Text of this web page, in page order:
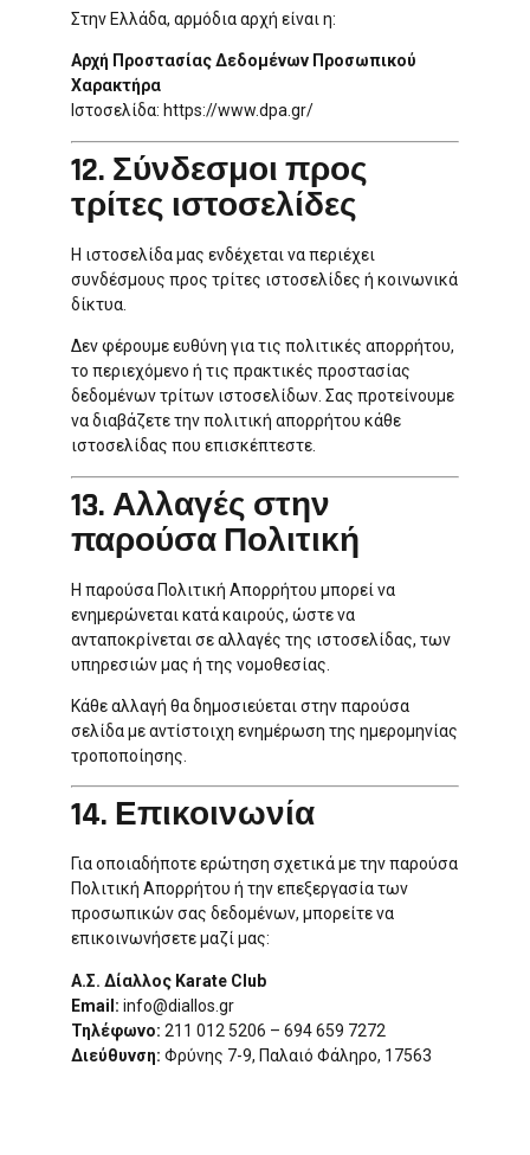
Στην Ελλάδα, αρμόδια αρχή είναι η:
Αρχή Προστασίας Δεδομένων Προσωπικού
Χαρακτήρα
Ιστοσελίδα: https://www.dpa.gr/
12. Σύνδεσμοι προς
τρίτες ιστοσελίδες
Η ιστοσελίδα μας ενδέχεται να περιέχει
συνδέσμους προς τρίτες ιστοσελίδες ή κοινωνικά
δίκτυα.
Δεν φέρουμε ευθύνη για τις πολιτικές απορρήτου,
το περιεχόμενο ή τις πρακτικές προστασίας
δεδομένων τρίτων ιστοσελίδων. Σας προτείνουμε
να διαβάζετε την πολιτική απορρήτου κάθε
ιστοσελίδας που επισκέπτεστε.
13. Αλλαγές στην
παρούσα Πολιτική
Η παρούσα Πολιτική Απορρήτου μπορεί να
ενημερώνεται κατά καιρούς, ώστε να
ανταποκρίνεται σε αλλαγές της ιστοσελίδας, των
υπηρεσιών μας ή της νομοθεσίας.
Κάθε αλλαγή θα δημοσιεύεται στην παρούσα
σελίδα με αντίστοιχη ενημέρωση της ημερομηνίας
τροποποίησης.
14. Επικοινωνία
Για οποιαδήποτε ερώτηση σχετικά με την παρούσα
Πολιτική Απορρήτου ή την επεξεργασία των
προσωπικών σας δεδομένων, μπορείτε να
επικοινωνήσετε μαζί μας:
Α.Σ. Δίαλλος Karate Club
Email: info@diallos.gr
Τηλέφωνο: 211 012 5206 – 694 659 7272
Διεύθυνση: Φρύνης 7-9, Παλαιό Φάληρο, 17563